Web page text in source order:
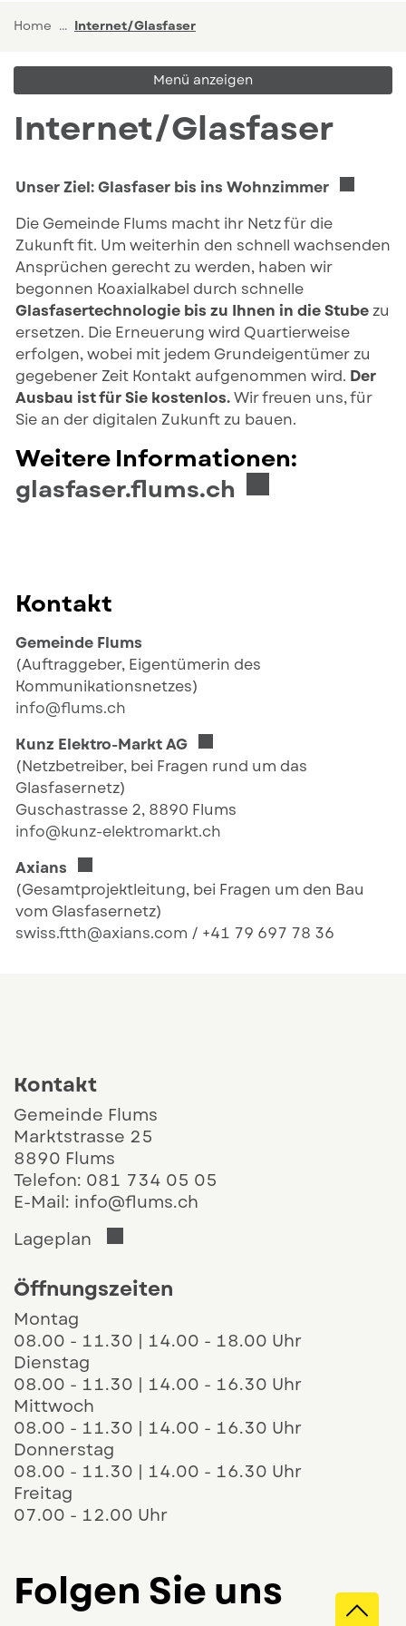
Home Internet/Glasfaser(ausgewählt)
Menü anzeigen
Internet/Glasfaser
Unser Ziel: Glasfaser bis ins WohnzimmerExterner
Die Gemeinde Flums macht ihr Netz für die
Zukunft fit. Um weiterhin den schnell wachsenden
Ansprüchen gerecht zu werden, haben wir
begonnen Koaxialkabel durch schnelle
Glasfasertechnologie bis zu Ihnen in die Stubezu
ersetzen. Die Erneuerung wird Quartierweise
erfolgen, wobei mit jedem Grundeigentümer zu
gegebener Zeit Kontakt aufgenommen wird. Der
Ausbau ist für Sie kostenlos.Wir freuen uns, für
Sie an der digitalen Zukunft zu bauen.
Weitere Informationen:
glasfaser.flums.ch
Kontakt
Gemeinde Flums
(Auftraggeber, Eigentümerin des
Kommunikationsnetzes)
info@flums.ch
Kunz Elektro-Markt AGExterner Link wird in einem
(Netzbetreiber, bei Fragen rund um das
Glasfasernetz)
Guschastrasse 2, 8890 Flums
info@kunz-elektromarkt.ch
Axians Externer Link wird in einem neuen Fenster
(Gesamtprojektleitung, bei Fragen um den Bau
vom Glasfasernetz)
swiss.ftth@axians.com / +41 79 697 78 36
Kontakt
Gemeinde Flums
Marktstrasse 25
8890 Flums
Telefon: 081 734 05 05
E-Mail: info@flums.ch
Lageplan
Öffnungszeiten
Montag
08.00 - 11.30 | 14.00 - 18.00 Uhr
Dienstag
08.00 - 11.30 | 14.00 - 16.30 Uhr
Mittwoch
08.00 - 11.30 | 14.00 - 16.30 Uhr
Donnerstag
08.00 - 11.30 | 14.00 - 16.30 Uhr
Freitag
07.00 - 12.00 Uhr
Folgen Sie uns